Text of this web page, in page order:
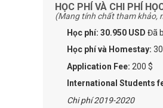
HỌC PHÍ VÀ CHI PHÍ
(Mang tính chất tham khảo,
Học phí: 30.950 USD Đã
Học phí và Homestay:
Application Fee: 200 $
International Students
Chi phí 2019-2020